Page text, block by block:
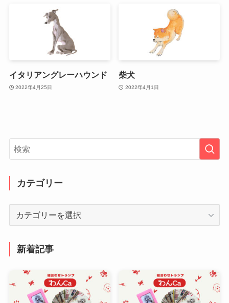
イタリアングレーハウンド
2022年4月25日
柴犬
2022年4月1日
カテゴリー
新着記事